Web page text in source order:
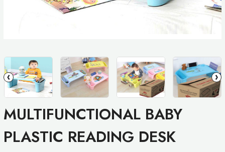
‹ ›
MULTIFUNCTIONAL BABY
PLASTIC READING DESK